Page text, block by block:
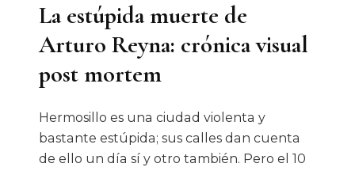
La estúpida muerte de
Arturo Reyna: crónica visual
post mortem
Hermosillo es una ciudad violenta y
bastante estúpida; sus calles dan cuenta
de ello un día sí y otro también. Pero el 10